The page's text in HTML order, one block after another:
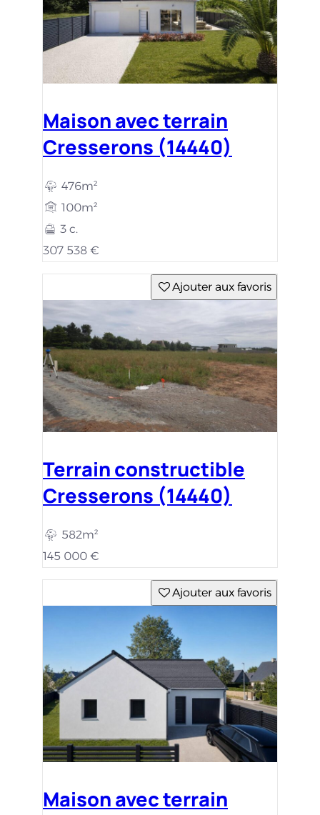
Maison avec terrain
Cresserons (14440)
476m²
100m²
3 c.
307 538 €
Ajouter aux favoris
Terrain constructible
Cresserons (14440)
582m²
145 000 €
Ajouter aux favoris
Maison avec terrain